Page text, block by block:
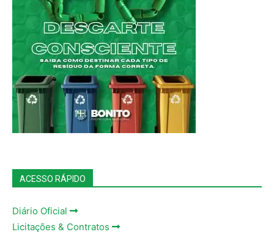
ACESSO RÁPIDO
Diário Oficial
Licitações & Contratos